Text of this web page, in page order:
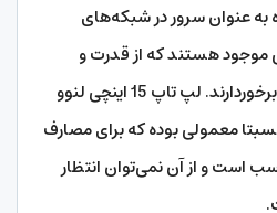
به عنوان سرور در شبکه‌های
هستند که از قدرت و
طبیعتا قیمت بسیار بالایی برخوردارند. لپ تاپ 15 اینچی لنوو
لپ‌تاپ نسبتا معمولی بوده که برای مصارف
است و از آن نمی‌توان انتظار